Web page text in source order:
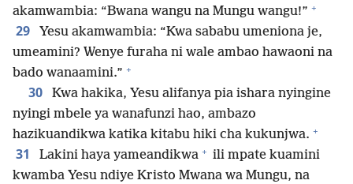
akamwambia: “Bwana wangu na Mungu wangu!” +
29
Yesu akamwambia: “Kwa sababu umeniona je,
umeamini? Wenye furaha ni wale ambao hawaoni na
bado wanaamini.” +
30
Kwa hakika, Yesu alifanya pia ishara nyingine
nyingi mbele ya wanafunzi hao, ambazo
hazikuandikwa katika kitabu hiki cha kukunjwa. +
31 Lakini haya yameandikwa + ili mpate kuamini
kwamba Yesu ndiye Kristo Mwana wa Mungu, na